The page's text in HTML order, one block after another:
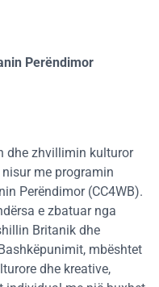
Perëndimor
dhe zhvillimin kulturor
me programin
Perëndimor (CC4WB).
e zbatuar nga
Britanik dhe
mbështet
dhe kreative,